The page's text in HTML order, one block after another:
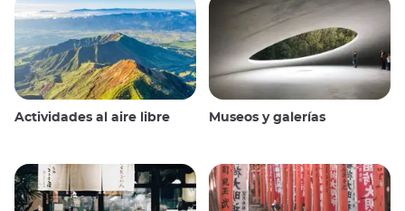
Actividades al aire libre Museos y galerías